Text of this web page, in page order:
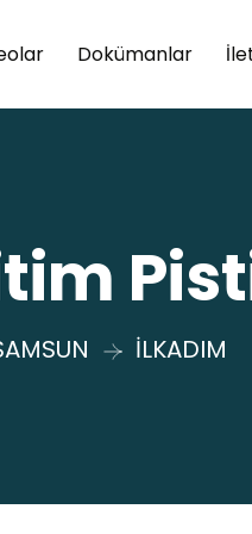
Dokümanlar
İLKADIM